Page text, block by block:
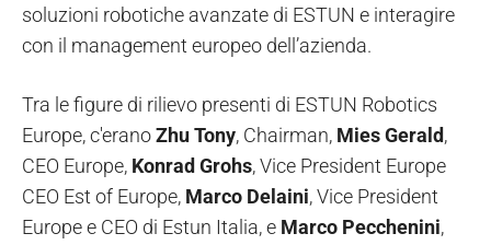
soluzioni robotiche avanzate di ESTUN e interagire
con il management europeo dell’azienda.
Tra le figure di rilievo presenti di ESTUN Robotics
Europe, c'eranoZhu Tony, Chairman, Mies Gerald,
CEO Europe, Konrad Grohs, Vice President Europe
CEO Est of Europe, Marco Delaini, Vice President
Europe e CEO di Estun Italia, e Marco Pecchenini,